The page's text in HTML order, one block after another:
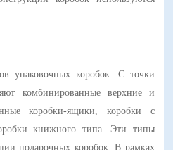
базовые конструкции
упаковочных коробок. С точки
комбинированные верхние и
коробки-ящики, коробки с
книжного типа. Эти типы
подарочных коробок. В рамках